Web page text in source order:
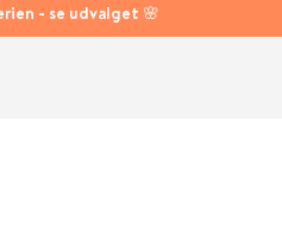
- se udvalget 🌸